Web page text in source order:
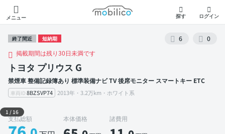
メニュー
モビリコ
探す ログイン
終了間近 短納期 6
0
掲載期間は残り30日未満です
トヨタ プリウス G
禁煙車 整備記録簿あり 標準装備ナビ TV 後席モニター スマートキー ETC
車両ID 8BZSVP74 2013年・3.2万km・ホワイト系
外装 左前
1 /16
支払総額 本体価格 諸費用